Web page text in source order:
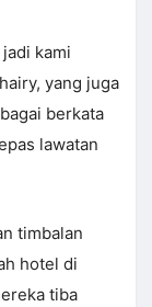
kami
yang juga
berkata
lawatan
timbalan
hotel di
tiba